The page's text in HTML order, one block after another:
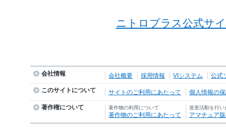
ニトロプラス公式サ
会社情報 会社概要 採用情報 VIシステム 公式
このサイトについて サイトのご利用にあたって 個人情報の
著作権について 著作物の利用について
著作物のご利用にあたって
造形活動を行い
アマチュア